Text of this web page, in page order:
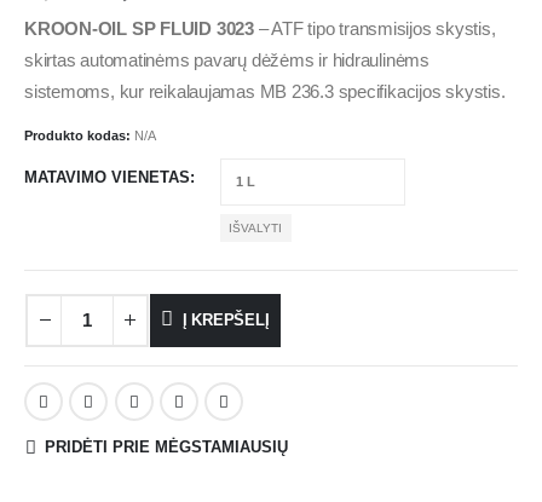
KROON-OIL SP FLUID 3023– ATF tipo transmisijos skystis,
skirtas automatinėms pavarų dėžėms ir hidraulinėms
sistemoms, kur reikalaujamas MB 236.3 specifikacijos skystis.
Produkto kodas: N/A
MATAVIMO VIENETAS
IŠVALYTI
Į KREPŠELĮ
PRIDĖTI PRIE MĖGSTAMIAUSIŲ